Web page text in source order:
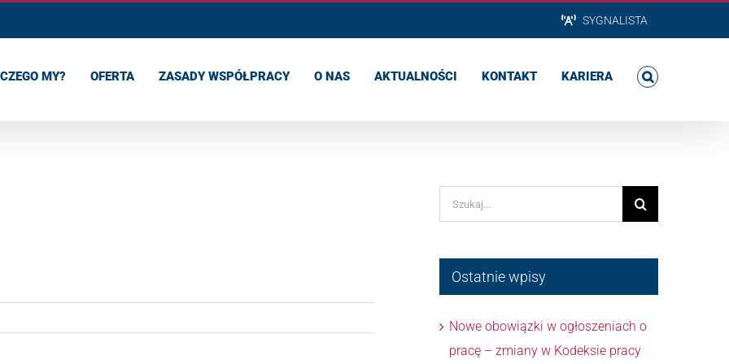
SYGNALISTA
MY? OFERTA ZASADY WSPÓŁPRACY O NAS AKTUALNOŚCI KONTAKT KARIERA
Szukaj
Ostatnie wpisy
Nowe obowiązki w ogłoszeniach o
pracę – zmiany w Kodeksie pracy